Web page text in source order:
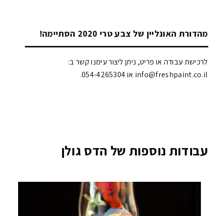
מהדורת האונליין של צבע טרי 2020 הסתיימה!
לרכישת עבודה או פריט, ניתן ליצור עימנו קשר ב:
info@freshpaint.co.il‏ או 054-4265304.
עבודות נוספות של הדס גולן